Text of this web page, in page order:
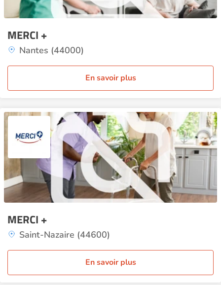
MERCI +
Nantes (44000)
En savoir plus
MERCI +
Saint-Nazaire (44600)
En savoir plus